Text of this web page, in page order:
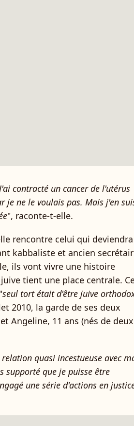
contracté un cancer de l'utérus
je ne le voulais pas. Mais j'en
", raconte-t-elle.
rencontre celui qui deviendra
kabbaliste et ancien
ils vont vivre une histoire
tient une place centrale.
seul tort était d'être juive
2010, la garde de ses deux
Angeline, 11 ans (nés de deux
quasi incestueuse avec
supporté que je puisse être
une série d'actions en